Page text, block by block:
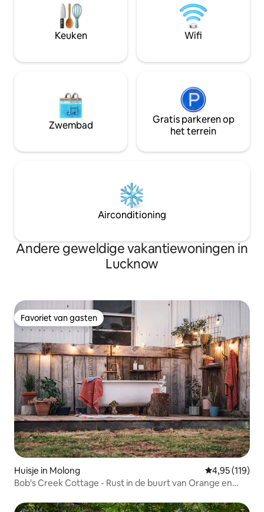
Geweldige eigen vuurplaats en
buitenbad. Slechts enkele minuten naar
het historische dorp Millthorpe en alle
restaurants, cafés, kelderdeuren en
12-zijdige ceder
met aparte
is een eigen
stoelen om van
Keuken Wifi
Zwembad
Gratis parkeren op
het terrein
Airconditioning
Andere geweldige vakantiewoningen in
Lucknow
Favoriet van gasten
Favoriet van gasten
Huisje in Molong Gemiddelde
4,95 (119)
Bob's Creek Cottage - Rust in de buurt van Orange en